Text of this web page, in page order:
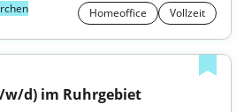
Homeoffice Vollzeit
w/d) im Ruhrgebiet